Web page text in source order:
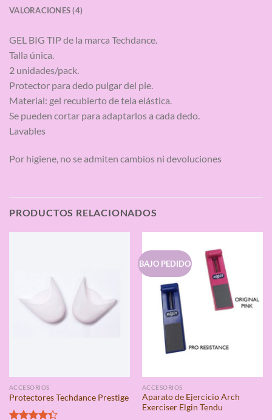
VALORACIONES (4)
GEL BIG TIP de la marca Techdance.
Talla única.
2 unidades/pack.
Protector para dedo pulgar del pie.
Material: gel recubierto de tela elástica.
Se pueden cortar para adaptarlos a cada dedo.
Lavables
Por higiene, no se admiten cambios ni devoluciones
PRODUCTOS RELACIONADOS
ACCESORIOS
Protectores Techdance Prestige
BAJO PEDIDO
ACCESORIOS
Aparato de Ejercicio Arch
Exerciser Elgin Tendu